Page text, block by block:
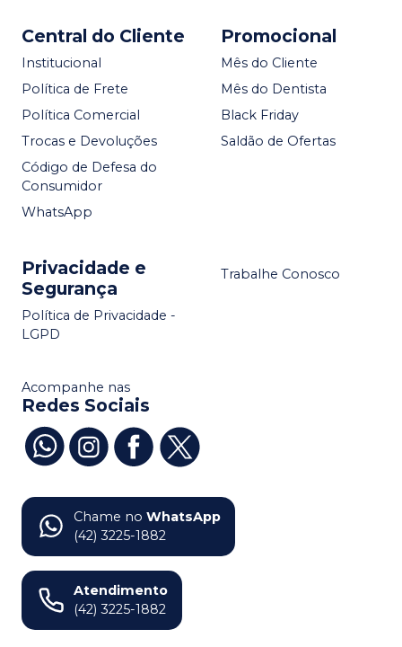
Central do Cliente
Institucional
Política de Frete
Política Comercial
Trocas e Devoluções
Código de Defesa do
Consumidor
WhatsApp
Promocional
Mês do Cliente
Mês do Dentista
Black Friday
Saldão de Ofertas
Privacidade e
Segurança
Política de Privacidade -
LGPD
Trabalhe Conosco
Acompanhe nas
Redes Sociais
Chame no WhatsApp
(42) 3225-1882
Atendimento
(42) 3225-1882